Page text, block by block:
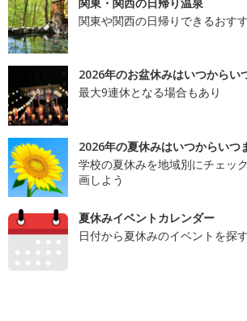
関東や関西の日帰りできるおす
2026年のお盆休みはいつからい
最大9連休となる場合もあり
2026年の夏休みはいつからいつ
学校の夏休みを地域別にチェッ
画しよう
夏休みイベントカレンダー
日付から夏休みのイベントを探す